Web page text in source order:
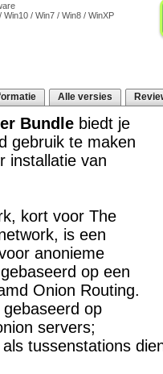
Win10 / Win7 / Win8 / WinXP
Alle versies
Bundle biedt je
gebruik te maken
installatie van
kort voor The
is een
anonieme
op een
Onion Routing.
op
servers;
tussenstations